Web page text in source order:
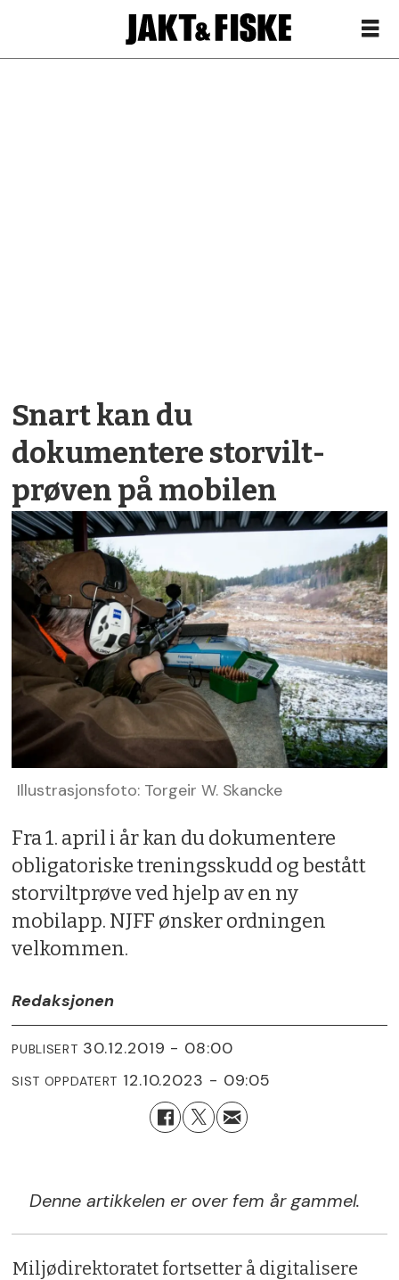
Snart kan du
dokumentere storvilt­
prøven på mobilen
Illustrasjonsfoto: Torgeir W. Skancke
Fra 1. april i år kan du dokumentere
obligatoriske treningsskudd og bestått
storviltprøve ved hjelp av en ny
mobilapp. NJFF ønsker ordningen
velkommen.
Redaksjonen
PUBLISERT 30.12.2019 - 08:00
SIST OPPDATERT 12.10.2023 - 09:05
Denne artikkelen er over fem år gammel.
Miljødirektoratet fortsetter å digitalisere